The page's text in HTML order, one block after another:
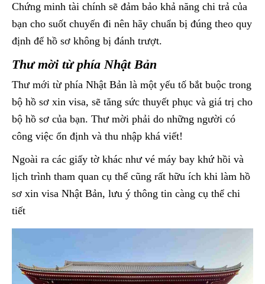
Chứng minh tài chính sẽ đảm bảo khả năng chi trả của
bạn cho suốt chuyến đi nên hãy chuẩn bị đúng theo quy
định để hồ sơ không bị đánh trượt.
Thư mời từ phía Nhật Bản
Thư mới từ phía Nhật Bản là một yếu tố bắt buộc trong
bộ hồ sơ xin visa, sẽ tăng sức thuyết phục và giá trị cho
bộ hồ sơ của bạn. Thư mời phải do những người có
công việc ổn định và thu nhập khá viết!
Ngoài ra các giấy tờ khác như vé máy bay khứ hồi và
lịch trình tham quan cụ thể cũng rất hữu ích khi làm hồ
sơ xin visa Nhật Bản, lưu ý thông tin càng cụ thể chi
tiết